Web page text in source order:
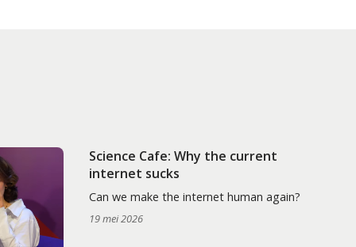
Science Cafe: Why the current
internet sucks
Can we make the internet human again?
19 mei 2026